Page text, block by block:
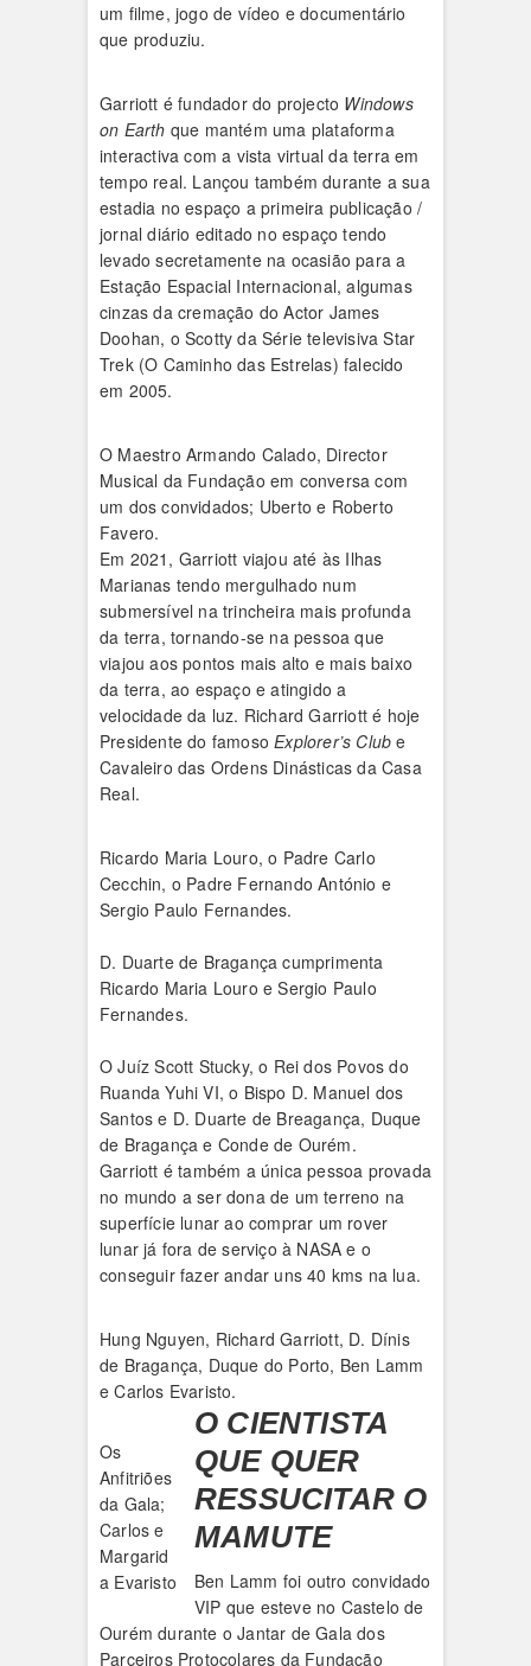
um filme, jogo de vídeo e documentário
que produziu.
Garriott é fundador do projecto Windows
on Earth que mantém uma plataforma
interactiva com a vista virtual da terra em
tempo real. Lançou também durante a sua
estadia no espaço a primeira publicação /
jornal diário editado no espaço tendo
levado secretamente na ocasião para a
Estação Espacial Internacional, algumas
cinzas da cremação do Actor James
Doohan, o Scotty da Série televisiva Star
Trek (O Caminho das Estrelas) falecido
em 2005.
O Maestro Armando Calado, Director
Musical da Fundação em conversa com
um dos convidados; Uberto e Roberto
Favero.
Em 2021, Garriott viajou até às Ilhas
Marianas tendo mergulhado num
submersível na trincheira mais profunda
da terra, tornando-se na pessoa que
viajou aos pontos mais alto e mais baixo
da terra, ao espaço e atingido a
velocidade da luz. Richard Garriott é hoje
Presidente do famosoExplorer’s Clube
Cavaleiro das Ordens Dinásticas da Casa
Real.
Ricardo Maria Louro, o Padre Carlo
Cecchin, o Padre Fernando António e
Sergio Paulo Fernandes.
D. Duarte de Bragança cumprimenta
Ricardo Maria Louro e Sergio Paulo
Fernandes.
O Juíz Scott Stucky, o Rei dos Povos do
Ruanda Yuhi VI, o Bispo D. Manuel dos
Santos e D. Duarte de Breagança, Duque
de Bragança e Conde de Ourém.
Garriott é também a única pessoa provada
no mundo a ser dona de um terreno na
superfície lunar ao comprar um rover
lunar já fora de serviço à NASA e o
conseguir fazer andar uns 40 kms na lua.
Hung Nguyen, Richard Garriott, D. Dínis
de Bragança, Duque do Porto, Ben Lamm
e Carlos Evaristo.
Os
Anfitriões
da Gala;
Carlos e
Margarid
a Evaristo
O CIENTISTA
QUE QUER
RESSUCITAR O
MAMUTE
Ben Lamm foi outro convidado
VIP que esteve no Castelo de
Ourém durante o Jantar de Gala dos
Parceiros Protocolares da Fundação